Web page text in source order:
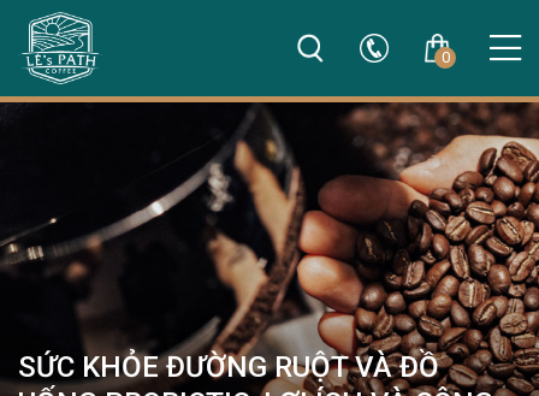
0
SỨC KHỎE ĐƯỜNG RUỘT VÀ ĐỒ